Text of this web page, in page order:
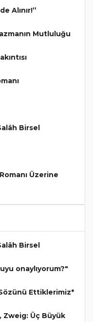
Alınır!”
Mutluluğu
Birsel
Üzerine
Birsel
onaylıyorum?"
Ettiklerimiz*
Zweig: Üç Büyük